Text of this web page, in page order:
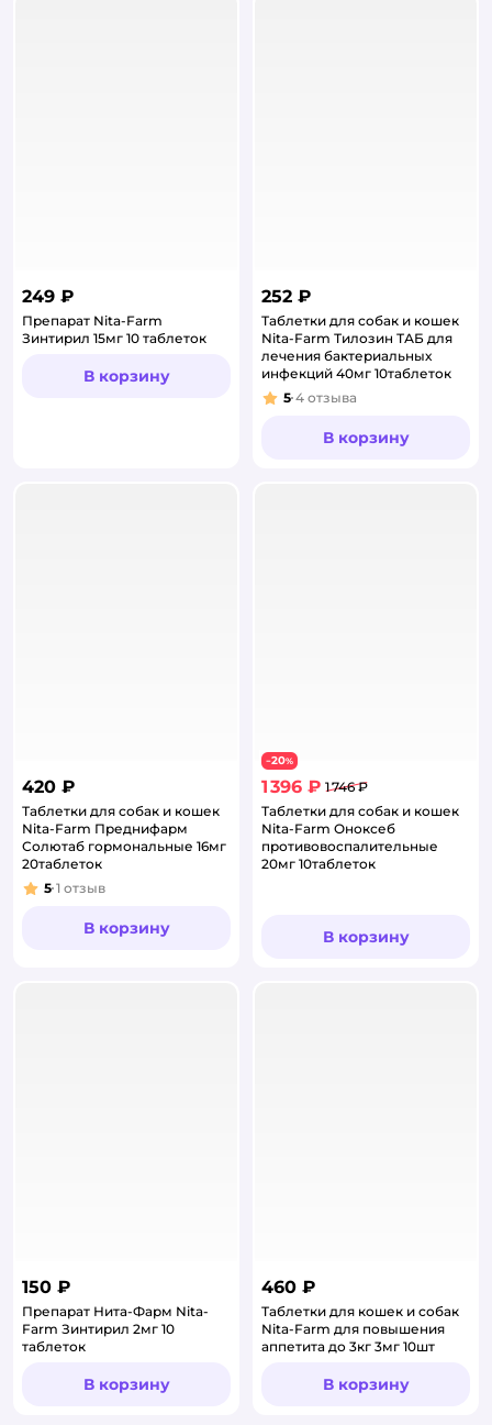
249 ₽
Препарат Nita-Farm
Зинтирил 15мг 10 таблеток
В корзину
252 ₽
Таблетки для собак и кошек
Nita-Farm Тилозин ТАБ для
лечения бактериальных
инфекций 40мг 10таблеток
Рейтинг:
5 4 отзыва
В корзину
420 ₽
Таблетки для собак и кошек
Nita-Farm Преднифарм
Солютаб гормональные 16мг
20таблеток
Рейтинг:
5 1 отзыв
В корзину
−20%
1 396 ₽ 1 746 ₽
Таблетки для собак и кошек
Nita-Farm Оноксеб
противовоспалительные
20мг 10таблеток
В корзину
150 ₽
Препарат Нита-Фарм Nita-
Farm Зинтирил 2мг 10
таблеток
В корзину
460 ₽
Таблетки для кошек и собак
Nita-Farm для повышения
аппетита до 3кг 3мг 10шт
В корзину